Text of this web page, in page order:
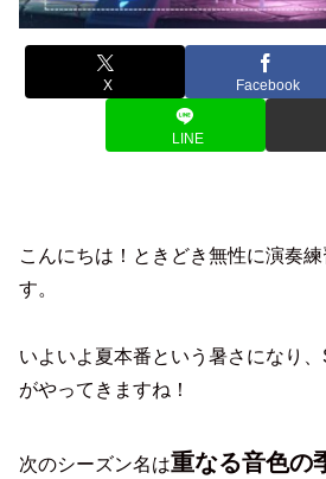
X Facebook
LINE
こんにちは！ときどき無性に演奏
す。
いよいよ夏本番という暑さになり
がやってきますね！
次のシーズン名は重なる音色の